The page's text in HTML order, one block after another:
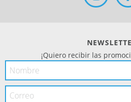
¡Quiero recibir las